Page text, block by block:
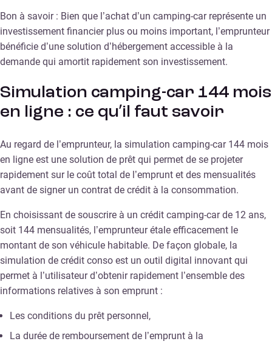
Bon à savoir : Bien que l’achat d’un camping-car représente un
investissement financier plus ou moins important, l’emprunteur
bénéficie d’une solution d’hébergement accessible à la
demande qui amortit rapidement son investissement.
Simulation camping-car 144 mois
en ligne : ce qu’il faut savoir
Au regard de l’emprunteur, la simulation camping-car 144 mois
en ligne est une solution de prêt qui permet de se projeter
rapidement sur le coût total de l’emprunt et des mensualités
avant de signer un contrat de crédit à la consommation.
En choisissant de souscrire à un crédit camping-car de 12 ans,
soit 144 mensualités, l’emprunteur étale efficacement le
montant de son véhicule habitable. De façon globale, la
simulation de crédit conso est un outil digital innovant qui
permet à l’utilisateur d’obtenir rapidement l’ensemble des
informations relatives à son emprunt :
Les conditions du prêt personnel,
La durée de remboursement de l’emprunt à la